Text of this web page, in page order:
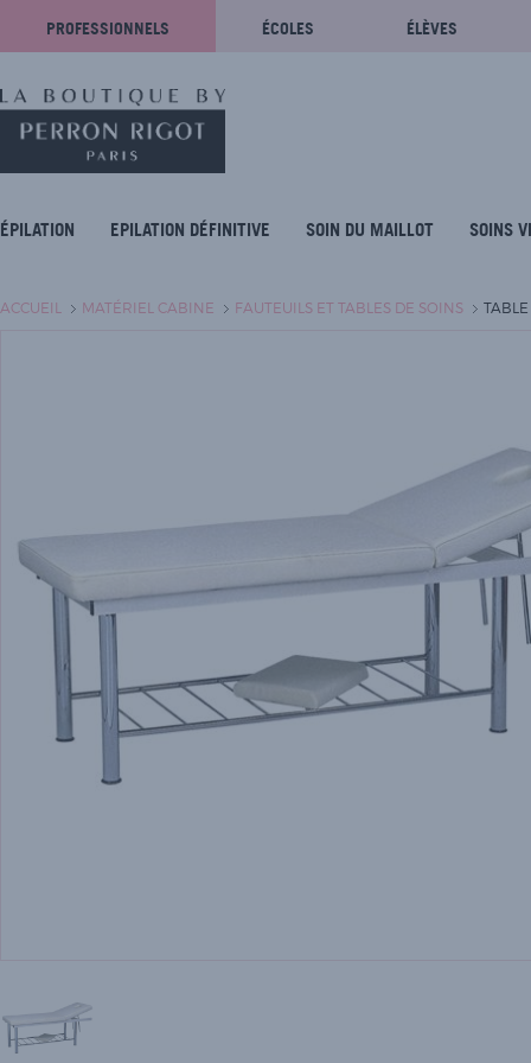
PROFESSIONNELS ÉCOLES ÉLÈVES
ÉPILATION EPILATION DÉFINITIVE SOIN DU MAILLOT SOINS
ACCUEIL MATÉRIEL CABINE FAUTEUILS ET TABLES DE SOINS